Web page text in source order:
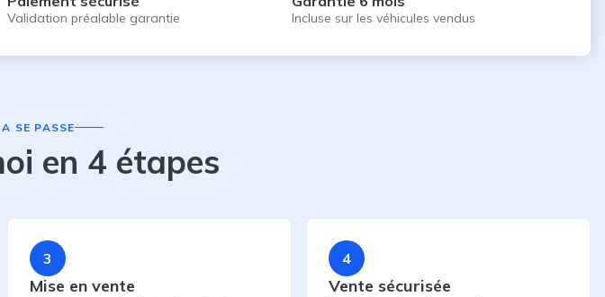
Validation préalable garantie Incluse sur les véhicules vendus
SE PASSE
en 4 étapes
3
Mise en vente
4
Vente sécurisée